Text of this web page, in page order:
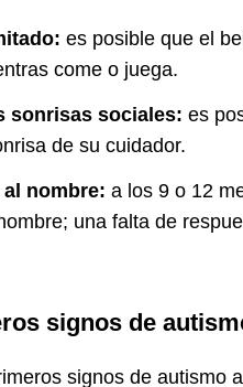
es posible que el
come o juega.
sonrisas sociales: es
de su cuidador.
nombre: a los 9 o 12
una falta de
signos de
signos de autismo